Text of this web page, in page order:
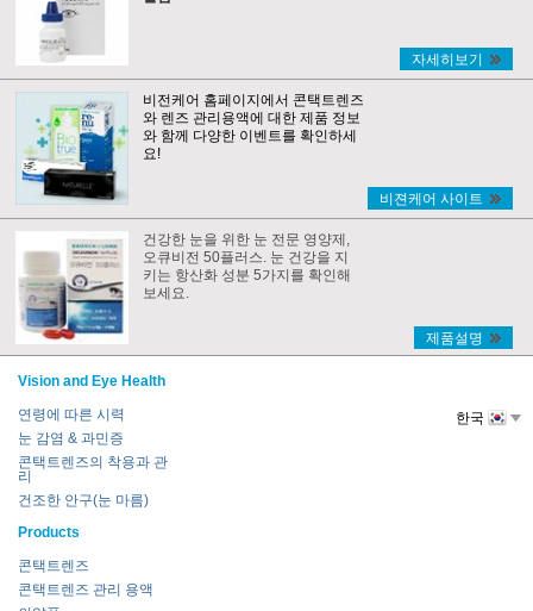
자세히보기
비전케어 홈페이지에서 콘택트렌즈
와 렌즈 관리용액에 대한 제품 정보
와 함께 다양한 이벤트를 확인하세
요!
비젼케어 사이트
건강한 눈을 위한 눈 전문 영양제,
오큐비전 50플러스. 눈 건강을 지
키는 항산화 성분 5가지를 확인해
보세요.
제품설명
Vision and Eye Health
연령에 따른 시력
눈 감염 & 과민증
콘택트렌즈의 착용과 관
리
건조한 안구(눈 마름)
Products
콘택트렌즈
콘택트렌즈 관리 용액
한국